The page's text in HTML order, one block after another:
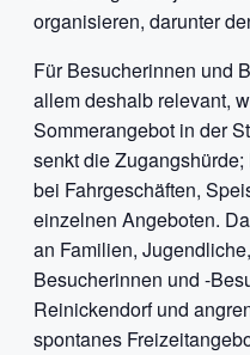
organisieren, darunter
Für Besucherinnen und
allem deshalb relevant,
Sommerangebot in der
senkt die
bei Fahrgeschäften,
einzelnen Angeboten.
an Familien,
Besucherinnen und -
Reinickendorf und
spontanes